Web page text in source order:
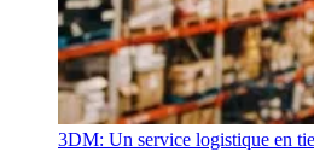
3DM: Un service logistique en